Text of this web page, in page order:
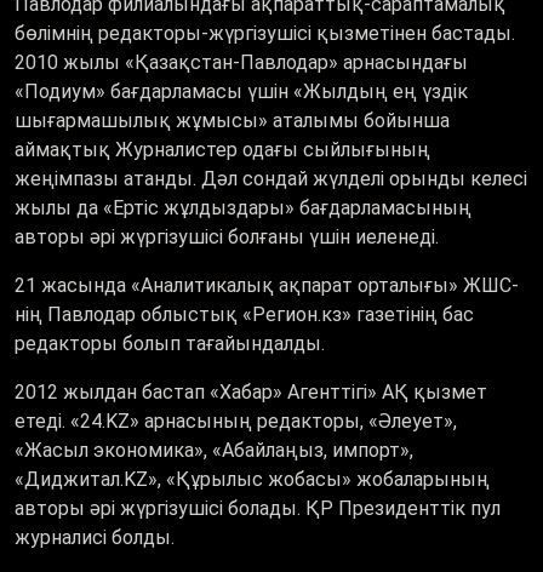
бөлімнің редакторы-жүргізушісі қызметінен бастады.
2010 жылы «Қазақстан-Павлодар» арнасындағы
«Подиум» бағдарламасы үшін «Жылдың ең үздік
шығармашылық жұмысы» аталымы бойынша
аймақтық Журналистер одағы сыйлығының
жеңімпазы атанды. Дәл сондай жүлделі орынды келесі
жылы да «Ертіс жұлдыздары» бағдарламасының
авторы әрі жүргізушісі болғаны үшін иеленеді.
21 жасында «Аналитикалық ақпарат орталығы» ЖШС-
нің Павлодар облыстық «Регион.кз» газетінің бас
редакторы болып тағайындалды.
2012 жылдан бастап «Хабар» Агенттігі» АҚ қызмет
етеді. «24.KZ» арнасының редакторы, «Әлеует»,
«Жасыл экономика», «Абайлаңыз, импорт»,
«Диджитал.KZ», «Құрылыс жобасы» жобаларының
авторы әрі жүргізушісі болады. ҚР Президенттік пул
журналисі болды.